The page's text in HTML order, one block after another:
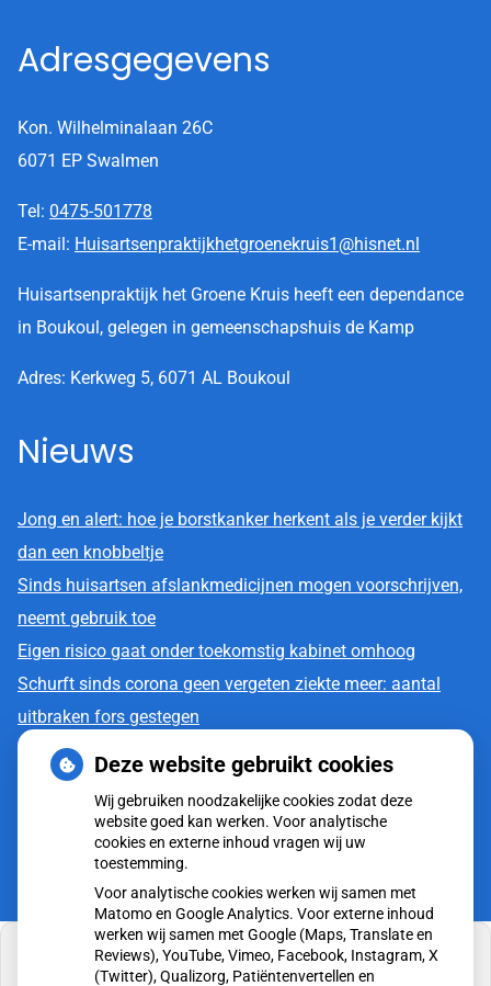
Adresgegevens
Kon. Wilhelminalaan 26C
6071 EP Swalmen
Tel: 0475-501778
E-mail: Huisartsenpraktijkhetgroenekruis1@hisnet.nl
Huisartsenpraktijk het Groene Kruis heeft een dependance
in Boukoul, gelegen in gemeenschapshuis de Kamp
Adres: Kerkweg 5, 6071 AL Boukoul
Nieuws
Jong en alert: hoe je borstkanker herkent als je verder kijkt
dan een knobbeltje
Sinds huisartsen afslankmedicijnen mogen voorschrijven,
neemt gebruik toe
Eigen risico gaat onder toekomstig kabinet omhoog
Schurft sinds corona geen vergeten ziekte meer: aantal
uitbraken fors gestegen
CZ vergoedt zorg van twee gespecialiseerde
revalidatieartsen niet meer
Deze website gebruikt cookies
Wij gebruiken noodzakelijke cookies zodat deze
website goed kan werken. Voor analytische
cookies en externe inhoud vragen wij uw
toestemming.
Voor analytische cookies werken wij samen met
Matomo en Google Analytics. Voor externe inhoud
werken wij samen met Google (Maps, Translate en
Reviews), YouTube, Vimeo, Facebook, Instagram, X
(Twitter), Qualizorg, Patiëntenvertellen en